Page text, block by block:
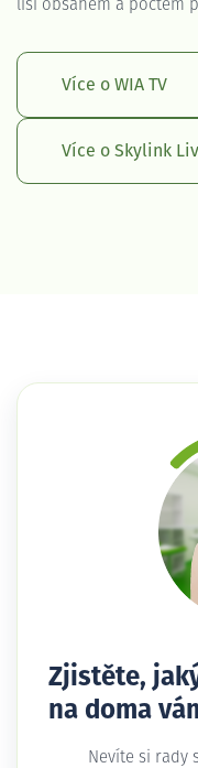
liší obsahem a počtem
Více o WIA TV
Více o Skylink
Zjistěte,
na doma
Nevíte si rady